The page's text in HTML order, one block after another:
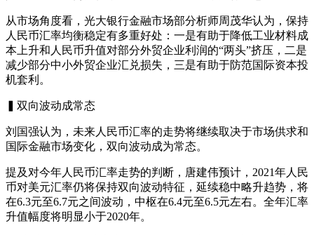
从市场角度看，光大银行金融市场部分析师周茂华认为，保持
人民币汇率均衡稳定有多重好处：一是有助于降低工业材料成
本上升和人民币升值对部分外贸企业利润的“两头”挤压，二是
减少部分中小外贸企业汇兑损失，三是有助于防范国际资本投
机套利。
▍双向波动成常态
刘国强认为，未来人民币汇率的走势将继续取决于市场供求和
国际金融市场变化，双向波动成为常态。
提及对今年人民币汇率走势的判断，唐建伟预计，2021年人民
币对美元汇率仍将保持双向波动特征，延续稳中略升趋势，将
在6.3元至6.7元之间波动，中枢在6.4元至6.5元左右。全年汇率
升值幅度将明显小于2020年。